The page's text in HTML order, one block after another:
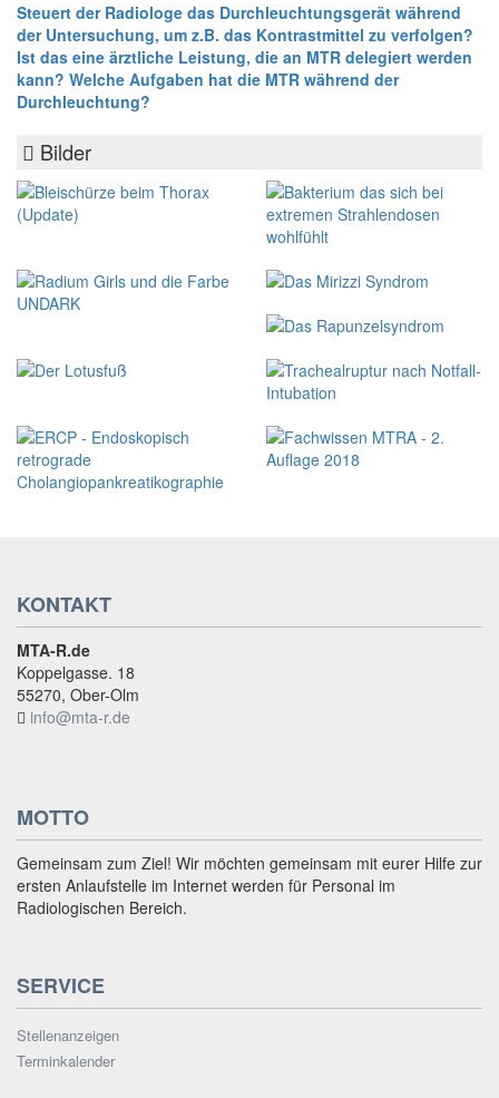
Steuert der Radiologe das Durchleuchtungsgerät während
der Untersuchung, um z.B. das Kontrastmittel zu verfolgen?
Ist das eine ärztliche Leistung, die an MTR delegiert werden
kann? Welche Aufgaben hat die MTR während der
Durchleuchtung?
Bilder
KONTAKT
MTA-R.de
Koppelgasse. 18
55270, Ober-Olm
info@mta-r.de
MOTTO
Gemeinsam zum Ziel! Wir möchten gemeinsam mit eurer Hilfe zur
ersten Anlaufstelle im Internet werden für Personal im
Radiologischen Bereich.
SERVICE
Stellenanzeigen
Terminkalender